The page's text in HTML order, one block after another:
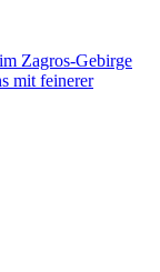
Zagros-Gebirge
mit feinerer